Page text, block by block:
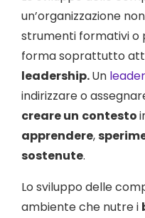
un’organizzazione
strumenti formativi o
forma soprattutto
leadership.Un
indirizzare o
creare un contesto
apprendere,
sostenute.
Lo sviluppo delle
ambiente che nutre i